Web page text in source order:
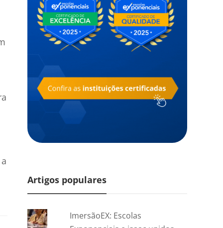
Artigos populares
ImersãoEX: Escolas